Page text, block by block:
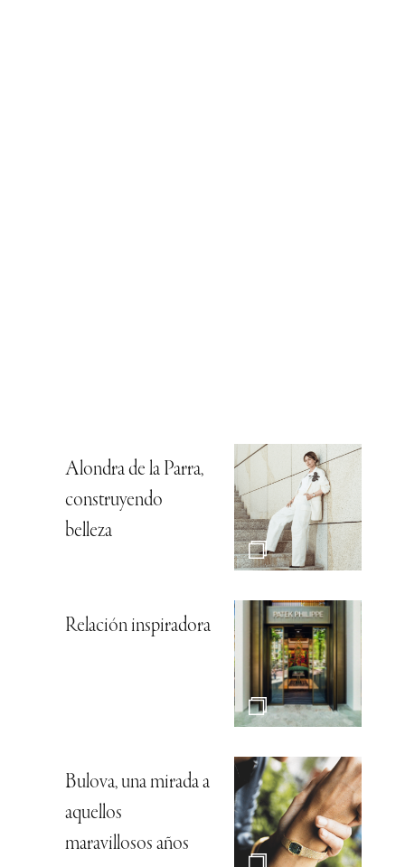
Alondra de la Parra,
construyendo
belleza
Relación inspiradora
Bulova, una mirada a
aquellos
maravillosos años